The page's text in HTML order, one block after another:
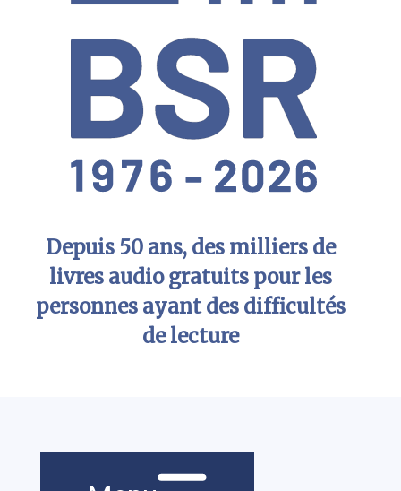
Depuis 50 ans, des milliers de
livres audio gratuits pour les
personnes ayant des difficultés
de lecture
Navigation